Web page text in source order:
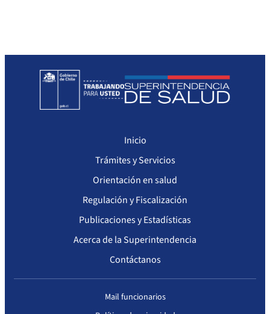
Seguimiento del Plan Anual de Compras
Monitoreo cumplimiento PAC
Arriendo de Bienes Inmuebles no sujetos a Ley de Compras
Inicio
Trámites y Servicios
Orientación en salud
Regulación y Fiscalización
Publicaciones y Estadísticas
Acerca de la Superintendencia
Contáctanos
Mail funcionarios